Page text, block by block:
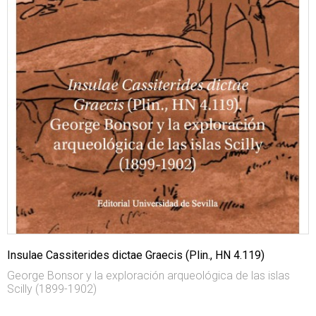
Insulae Cassiterides dictae Graecis (Plin., HN 4.119)
George Bonsor y la exploración arqueológica de las islas
Scilly (1899-1902)